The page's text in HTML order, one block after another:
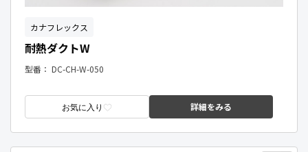
カナフレックス
耐熱ダクトW
型番： DC-CH-W-050
お気に入り 詳細をみる